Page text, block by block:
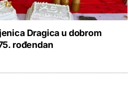
Dragica u dobrom
rođendan